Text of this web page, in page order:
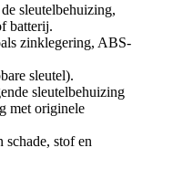
sleutelbehuizing,
batterij.
zinklegering, ABS-
sleutel).
sleutelbehuizing
met originele
schade, stof en